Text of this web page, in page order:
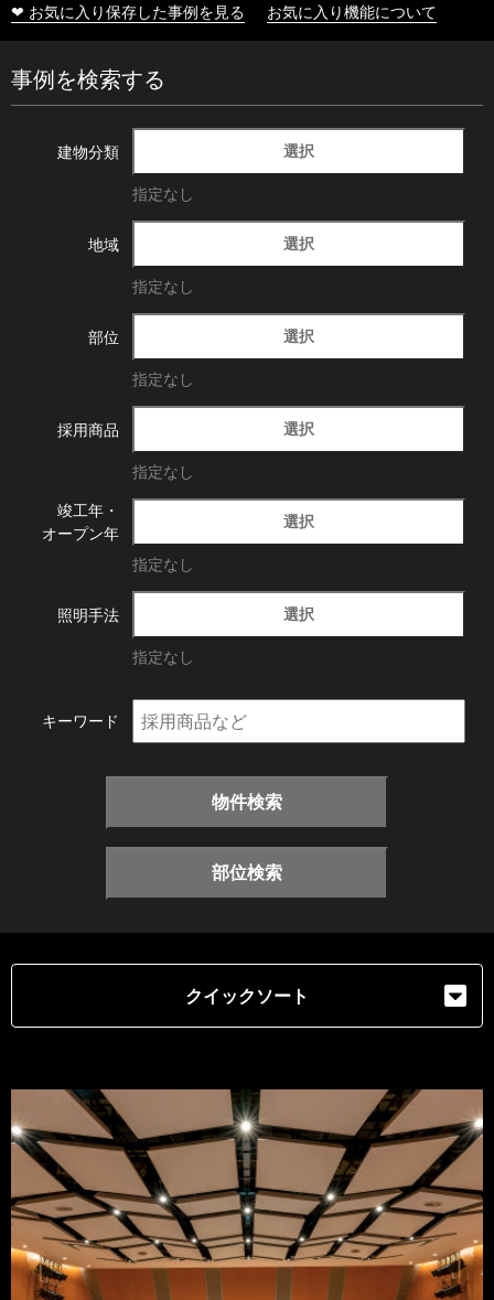
❤ お気に入り保存した事例を見る お気に入り機能について
事例を検索する
建物分類 選択
指定なし
地域 選択
指定なし
部位 選択
指定なし
採用商品 選択
指定なし
竣工年・
オープン年
選択
指定なし
照明手法 選択
指定なし
キーワード
物件検索
部位検索
クイックソート